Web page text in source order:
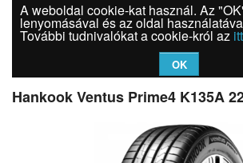
Felni
A weboldal cookie-kat használ. Az
lenyomásával és az oldal
További tudnivalókat a cookie-król az
OK
Hankook Ventus Prime4 K135A